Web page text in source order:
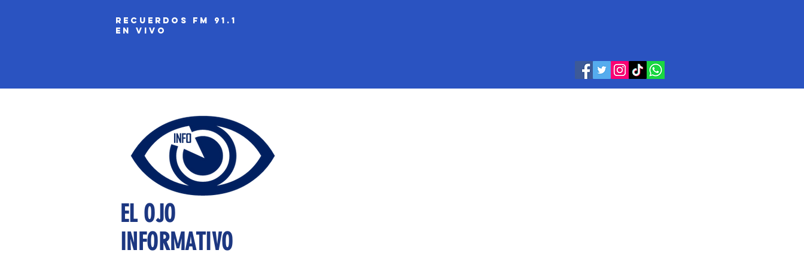
recuerdos fm 91.1
EN VIVO
EL OJO
INFORMATIVO